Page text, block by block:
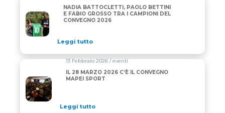
NADIA BATTOCLETTI, PAOLO BETTINI
E FABIO GROSSO TRA I CAMPIONI DEL
CONVEGNO 2026
Leggi tutto
13 Febbraio 2026 / eventi
IL 28 MARZO 2026 C’È IL CONVEGNO
MAPEI SPORT
Leggi tutto